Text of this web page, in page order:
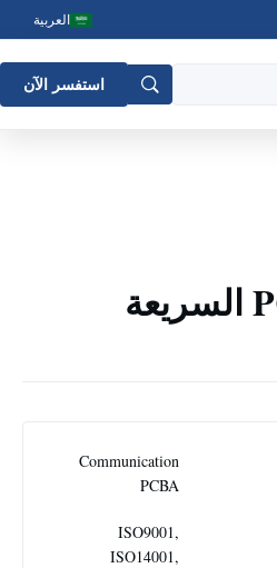
العربية
استفسر الآن
الاتصالات المخصصة صناعة PCB السريعة
Communication
PCBA
ISO9001,
ISO14001,